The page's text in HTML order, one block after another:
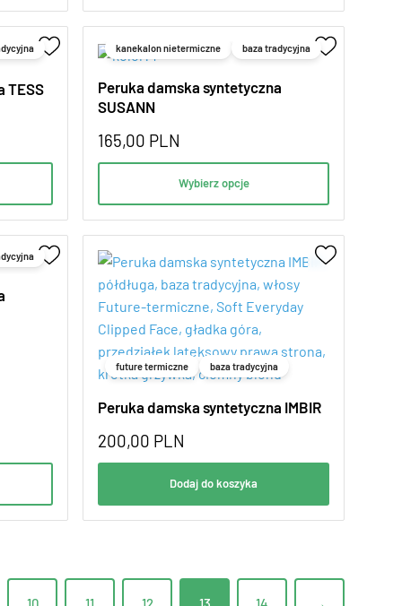
TESS
kanekalon nietermiczne baza tradycyjna
Peruka damska syntetyczna
SUSANN
165,00 PLN
Wybierz opcje
future termiczne baza tradycyjna
Peruka damska syntetyczna IMBIR
200,00 PLN
Dodaj do koszyka